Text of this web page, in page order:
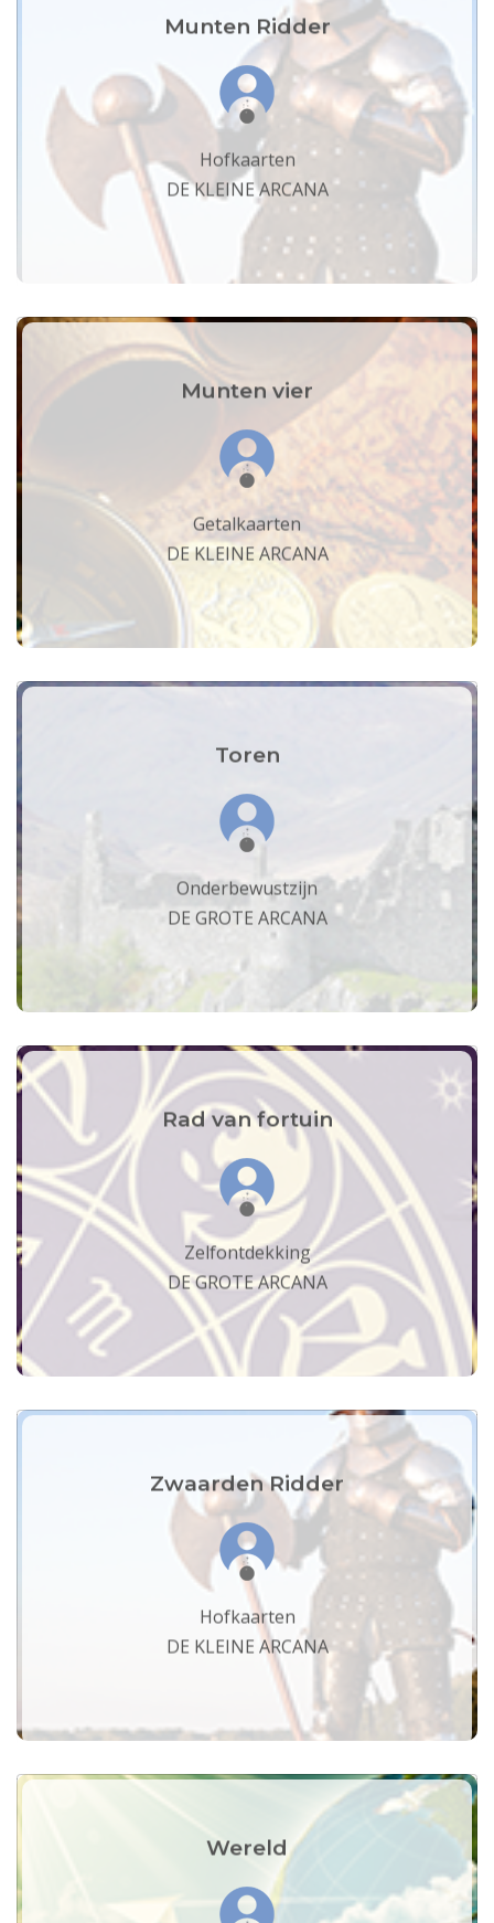
Munten Ridder
Hofkaarten
DE KLEINE ARCANA
Munten vier
Getalkaarten
DE KLEINE ARCANA
Toren
Onderbewustzijn
DE GROTE ARCANA
Rad van fortuin
Zelfontdekking
DE GROTE ARCANA
Zwaarden Ridder
Hofkaarten
DE KLEINE ARCANA
Wereld